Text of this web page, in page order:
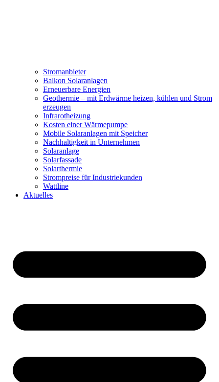
Stromanbieter
Balkon Solaranlagen
Erneuerbare Energien
Geothermie – mit Erdwärme heizen, kühlen und Strom
erzeugen
Infrarotheizung
Kosten einer Wärmepumpe
Mobile Solaranlagen mit Speicher
Nachhaltigkeit in Unternehmen
Solaranlage
Solarfassade
Solarthermie
Strompreise für Industriekunden
Wattline
Aktuelles